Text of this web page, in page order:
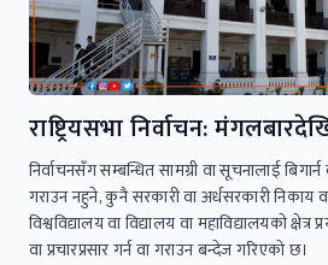
राष्ट्रियसभा निर्वाचन:
निर्वाचनसँग सम्बन्धित सामग्री वा सूचनालाई
गराउन नहुने, कुनै सरकारी वा अर्धसरकारी निकाय
विश्वविद्यालय वा विद्यालय वा महाविद्यालयको क्षेत्र
वा प्रचारप्रसार गर्न वा गराउन बन्देज गरिएकाे छ।